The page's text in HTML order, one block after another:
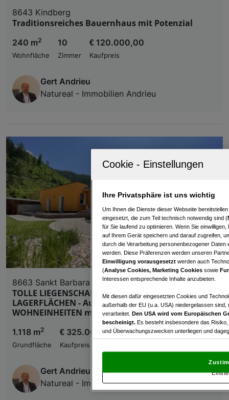
8643 Kindberg
Traditionsreiches Bauernhaus mit Potenzial
240 m2
Wohnfläche
10
Zimmer
€ 120.000,00
Kaufpreis
Gert Andrieu
Natureal - Immobilien Andrieu
8663 Sankt Barbara im Mürztal
TOLLE LIEGENSCHAFT mit großzügigen
LAGERFLÄCHEN - Ausbau zusätzlicher
WOHNEINHEITEN möglich!
1.118 m2
Grundfläche
€ 325.000,00
Kaufpreis
Gert Andrieu
Natureal - Immobilien Andrieu
Ihre Privatsphäre ist uns wichtig
Um Ihnen die Dienste dieser Webseite
eingesetzt, die zum Teil technisch notwendig sind (
für Sie laufend zu optimieren. Wenn Sie
auf Ihrem Gerät speichern und darauf zugreifen,
durch die Verarbeitung personenbezogener
werden. Diese Präferenzen werden unseren
Einwilligung vorausgesetzt werden auch
(Analyse Cookies, Marketing Cookies sowie
Interessen entsprechende Inhalte anzubieten.
Mit diesen dafür eingesetzten Cookies und
außerhalb der EU (u.a. USA) niedergelassen
verarbeitet. Den USA wird vom Europäischen
bescheinigt. Es besteht insbesondere das
und Überwachungszwecken unterliegen und
und Widerspruch gegen die Verarbeitung auf der
„Cookie Einstellungen“, die sich auf jeder Seite